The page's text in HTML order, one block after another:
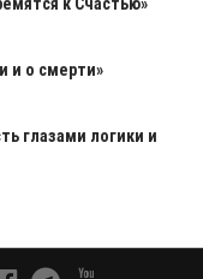
и о смерти»
глазами логики и